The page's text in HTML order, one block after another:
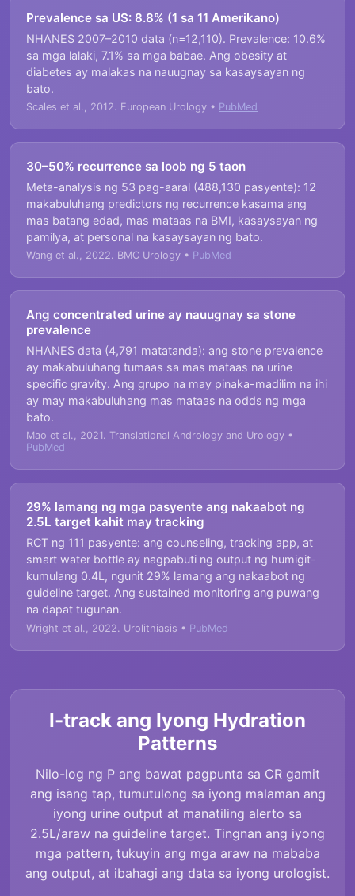
Prevalence sa US: 8.8% (1 sa 11 Amerikano)
NHANES 2007–2010 data (n=12,110). Prevalence: 10.6%
sa mga lalaki, 7.1% sa mga babae. Ang obesity at
diabetes ay malakas na nauugnay sa kasaysayan ng
bato.
Scales et al., 2012. European Urology • PubMed
30–50% recurrence sa loob ng 5 taon
Meta-analysis ng 53 pag-aaral (488,130 pasyente): 12
makabuluhang predictors ng recurrence kasama ang
mas batang edad, mas mataas na BMI, kasaysayan ng
pamilya, at personal na kasaysayan ng bato.
Wang et al., 2022. BMC Urology • PubMed
Ang concentrated urine ay nauugnay sa stone
prevalence
NHANES data (4,791 matatanda): ang stone prevalence
ay makabuluhang tumaas sa mas mataas na urine
specific gravity. Ang grupo na may pinaka-madilim na ihi
ay may makabuluhang mas mataas na odds ng mga
bato.
Mao et al., 2021. Translational Andrology and Urology •
PubMed
29% lamang ng mga pasyente ang nakaabot ng
2.5L target kahit may tracking
RCT ng 111 pasyente: ang counseling, tracking app, at
smart water bottle ay nagpabuti ng output ng humigit-
kumulang 0.4L, ngunit 29% lamang ang nakaabot ng
guideline target. Ang sustained monitoring ang puwang
na dapat tugunan.
Wright et al., 2022. Urolithiasis • PubMed
I-track ang Iyong Hydration
Patterns
Nilo-log ng P ang bawat pagpunta sa CR gamit
ang isang tap, tumutulong sa iyong malaman ang
iyong urine output at manatiling alerto sa
2.5L/araw na guideline target. Tingnan ang iyong
mga pattern, tukuyin ang mga araw na mababa
ang output, at ibahagi ang data sa iyong urologist.